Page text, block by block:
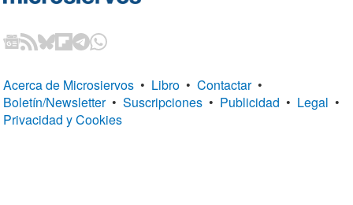
Acerca de Microsiervos • Libro • Contactar •
Boletín/Newsletter • Suscripciones • Publicidad • Legal •
Privacidad y Cookies